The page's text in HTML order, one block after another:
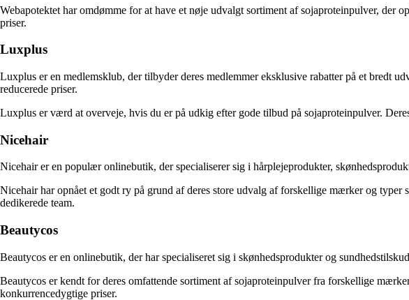
Webapotektet har omdømme for at have et nøje udvalgt sortiment af sojaproteinpulver, der
priser.
Luxplus
Luxplus er en medlemsklub, der tilbyder deres medlemmer eksklusive rabatter på et bredt
reducerede priser.
Luxplus er værd at overveje, hvis du er på udkig efter gode tilbud på sojaproteinpulver.
Nicehair
Nicehair er en populær onlinebutik, der specialiserer sig i hårplejeprodukter,
Nicehair har opnået et godt ry på grund af deres store udvalg af forskellige mærker og
dedikerede team.
Beautycos
Beautycos er en onlinebutik, der har specialiseret sig i skønhedsprodukter og
Beautycos er kendt for deres omfattende sortiment af sojaproteinpulver fra forskellige
konkurrencedygtige priser.